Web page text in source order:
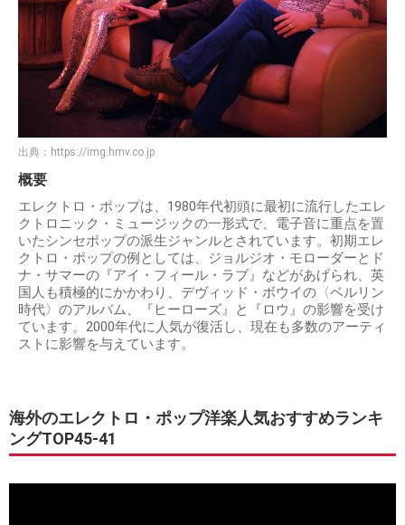
出典： https://img.hmv.co.jp
概要
エレクトロ・ポップは、1980年代初頭に最初に流行したエレ
クトロニック・ミュージックの一形式で、電子音に重点を置
いたシンセポップの派生ジャンルとされています。初期エレ
クトロ・ポップの例としては、ジョルジオ・モローダーとド
ナ・サマーの『アイ・フィール・ラブ』などがあげられ、英
国人も積極的にかかわり、デヴィッド・ボウイの〈ベルリン
時代〉のアルバム、『ヒーローズ』と『ロウ』の影響を受け
ています。2000年代に人気が復活し、現在も多数のアーティ
ストに影響を与えています。
海外のエレクトロ・ポップ洋楽人気おすすめランキ
ングTOP45-41